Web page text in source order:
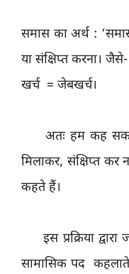
समास का अर्थ :
या संक्षिप्त करना।
खर्च = जेबखर्च।
अतः हम कह सकते
मिलाकर, संक्षिप्त कर
कहते हैं।
इस प्रक्रिया
सामासिक पद